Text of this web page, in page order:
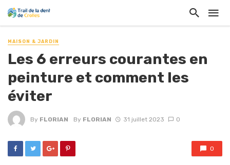
MAISON & JARDIN
Les 6 erreurs courantes en
peinture et comment les
éviter
By FLORIAN By FLORIAN 31 juillet 2023 0
0